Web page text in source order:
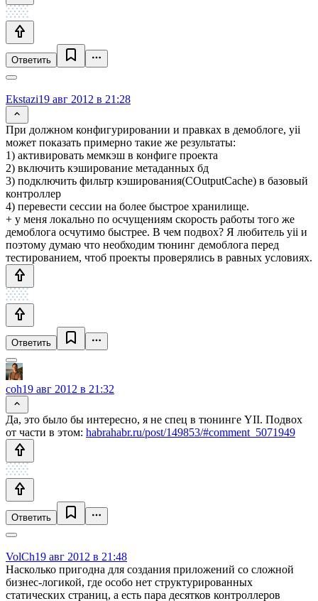
Ответить
Ekstazi19 авг 2012 в 21:28
При должном конфигурировании и правках в демоблоге, yii
может показать примерно такие же результаты:
1) активировать мемкэш в конфиге проекта
2) включить кэширование метаданных бд
3) подключить фильтр кэширования(COutputCache) в базовый
контроллер
4) перевести сессии на более быстрое хранилище.
+ у меня локально по осчущениям скорость работы того же
демоблога осчутимо быстрее. В чем подвох? Я любитель yii и
поэтому думаю что необходим тюнинг демоблога перед
тестированием, чтоб проекты проверялись в равных условиях.
Ответить
coh19 авг 2012 в 21:32
Да, это было бы интересно, я не спец в тюнинге YII. Подвох
от части в этом: habrahabr.ru/post/149853/#comment_5071949
Ответить
VolCh19 авг 2012 в 21:48
Насколько пригодна для создания приложений со сложной
бизнес-логикой, где особо нет структурированных
статических страниц, а есть пара десятков контроллеров